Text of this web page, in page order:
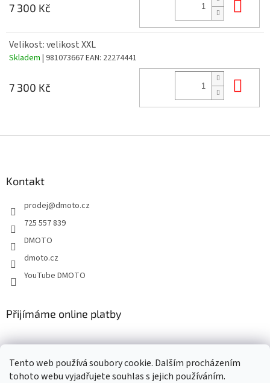
Tento web používá soubory cookie. Dalším procházením
tohoto webu vyjadřujete souhlas s jejich používáním.
7 300 Kč
Velikost: velikost XXL
Skladem | 981073667EAN: 22274441
7 300 Kč
Kontakt
prodej@dmoto.cz
725 557 839
DMOTO
dmoto.cz
YouTube DMOTO
Přijímáme online platby